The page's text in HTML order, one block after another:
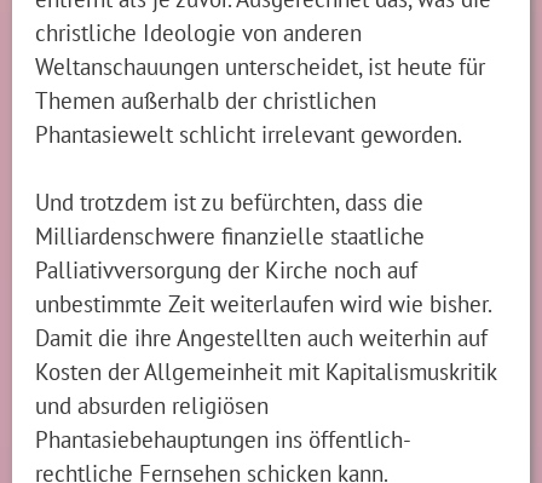
christliche Ideologie von anderen
Weltanschauungen unterscheidet, ist heute für
Themen außerhalb der christlichen
Phantasiewelt schlicht irrelevant geworden.
Und trotzdem ist zu befürchten, dass die
Milliardenschwere finanzielle staatliche
Palliativversorgung der Kirche noch auf
unbestimmte Zeit weiterlaufen wird wie bisher.
Damit die ihre Angestellten auch weiterhin auf
Kosten der Allgemeinheit mit Kapitalismuskritik
und absurden religiösen
Phantasiebehauptungen ins öffentlich-
rechtliche Fernsehen schicken kann.